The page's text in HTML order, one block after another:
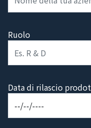
Ruolo
Data di rilascio